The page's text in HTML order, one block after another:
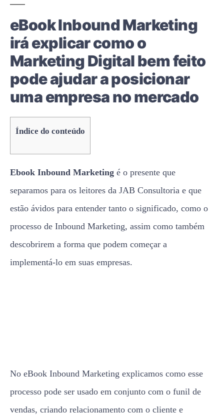
eBook Inbound Marketing
irá explicar como o
Marketing Digital bem feito
pode ajudar a posicionar
uma empresa no mercado
Índice do conteúdo
Ebook Inbound Marketing é o presente que
separamos para os leitores da JAB Consultoria e que
estão ávidos para entender tanto o significado, como o
processo de Inbound Marketing, assim como também
descobrirem a forma que podem começar a
implementá-lo em suas empresas.
No eBook Inbound Marketing explicamos como esse
processo pode ser usado em conjunto com o funil de
vendas, criando relacionamento com o cliente e